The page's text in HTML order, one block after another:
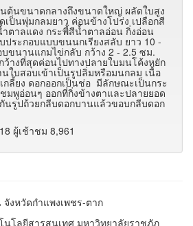
ต้นขนาดกลางถึงขนาดใหญ่ ผลัดใบสูง
เป็นพุ่มกลมยาว ค่อนข้างโปร่ง เปลือกสี
ำตาลแดง กระพี้สีน้ำตาลอ่อน กิ่งอ่อน
ประกอบแบบขนนกเรียงสลับ ยาว 10 -
ขนานแกมไข่กลับ กว้าง 2 - 2.5 ซม.
ว้างที่สุดค่อนไปทางปลายใบมนโค้งหยัก
ใบสอบเข้าเป็นรูปลิ่มหรือมนกลม เนื้อ
กลี้ยง ดอกออกเป็นช่อ มีลักษณะเป็นกระ
มพูอ่อนๆ ออกที่กิ่งข้างตาและปลายยอด
นรูปถ้วยกลีบดอกบานแล้วขอบกลีบดอก
ผู้เช้าชม 8,961
งหวัดกำแพงเพชร-ตาก
นโลยีสารสนเทศ มหาวิทยาลัยราชภัฏ